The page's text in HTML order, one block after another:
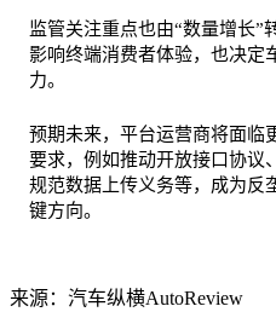
监管关注重点也由“数量增长”
影响终端消费者体验，也决定
力。
预期未来，平台运营商将面临
要求，例如推动开放接口协议
规范数据上传义务等，成为反
键方向。
来源：汽车纵横AutoReview